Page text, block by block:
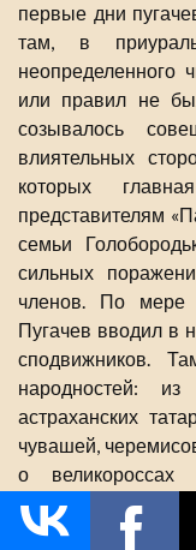
первые дни
там, в
неопределенного
или правил не
созывалось
влиятельных
которых
представителям
семьи
сильных
членов. По мере
Пугачев вводил в
сподвижников.
народностей:
астраханских
чувашей,
о
совещаниях
Чеслав Курч и